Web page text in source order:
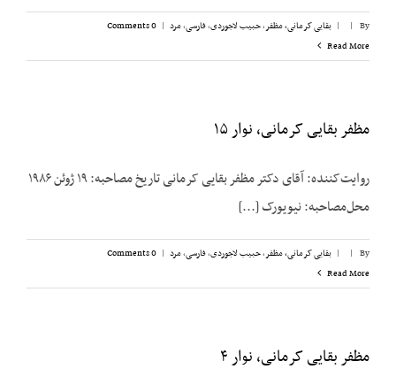
By
|
| بقایی کرمانی، مظفر,حبیب لاجوردی,فارسی,مرد |
0 Comments
Read More
مظفر بقایی کرمانی، نوار ۱۵
روایت‌کننده: آقای دکتر مظفر بقایی کرمانی تاریخ مصاحبه: ۱۹ ژوئن ۱۹۸۶
محل‌مصاحبه: نیویورک [...]
By
|
| بقایی کرمانی، مظفر,حبیب لاجوردی,فارسی,مرد |
0 Comments
Read More
مظفر بقایی کرمانی، نوار ۴